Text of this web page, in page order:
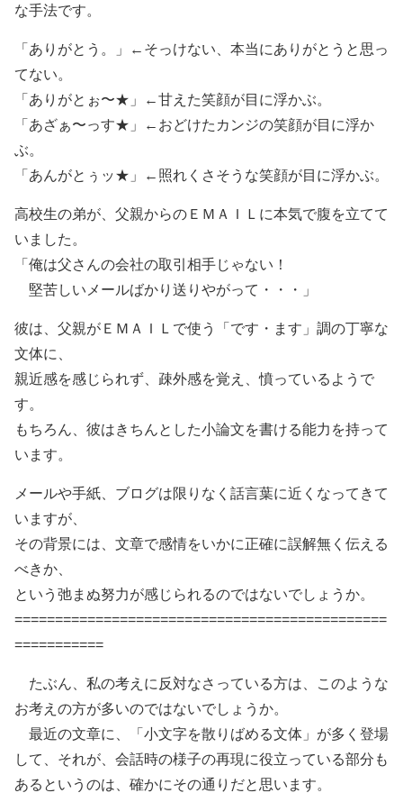
な手法です。
「ありがとう。」←そっけない、本当にありがとうと思っ
てない。
「ありがとぉ〜★」←甘えた笑顔が目に浮かぶ。
「あざぁ〜っす★」←おどけたカンジの笑顔が目に浮か
ぶ。
「あんがとぅッ★」←照れくさそうな笑顔が目に浮かぶ。
高校生の弟が、父親からのＥＭＡＩＬに本気で腹を立てて
いました。
「俺は父さんの会社の取引相手じゃない！
堅苦しいメールばかり送りやがって・・・」
彼は、父親がＥＭＡＩＬで使う「です・ます」調の丁寧な
文体に、
親近感を感じられず、疎外感を覚え、憤っているようで
す。
もちろん、彼はきちんとした小論文を書ける能力を持って
います。
メールや手紙、ブログは限りなく話言葉に近くなってきて
いますが、
その背景には、文章で感情をいかに正確に誤解無く伝える
べきか、
という弛まぬ努力が感じられるのではないでしょうか。
==============================================
===========
たぶん、私の考えに反対なさっている方は、このような
お考えの方が多いのではないでしょうか。
最近の文章に、「小文字を散りばめる文体」が多く登場
して、それが、会話時の様子の再現に役立っている部分も
あるというのは、確かにその通りだと思います。